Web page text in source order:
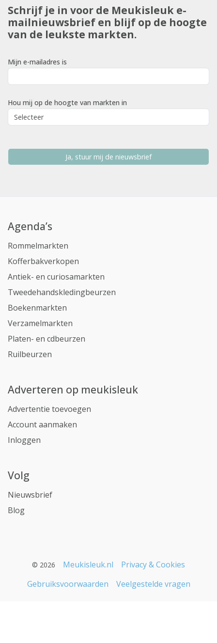
Schrijf je in voor de Meukisleuk e-
mailnieuwsbrief en blijf op de hoogte
van de leukste markten.
Mijn e-mailadres is
Hou mij op de hoogte van markten in
Ja, stuur mij de nieuwsbrief
Agenda’s
Rommelmarkten
Kofferbakverkopen
Antiek- en curiosamarkten
Tweedehandskledingbeurzen
Boekenmarkten
Verzamelmarkten
Platen- en cdbeurzen
Ruilbeurzen
Adverteren op meukisleuk
Advertentie toevoegen
Account aanmaken
Inloggen
Volg
Nieuwsbrief
Blog
© 2026 Meukisleuk.nl
Privacy & Cookies
Gebruiksvoorwaarden
Veelgestelde vragen